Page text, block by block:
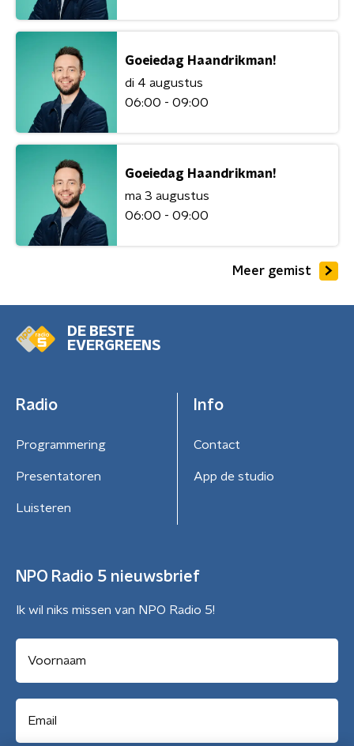
Goeiedag Haandrikman!
di 4 augustus
06:00 - 09:00
Goeiedag Haandrikman!
ma 3 augustus
06:00 - 09:00
Meer gemist
DE BESTE
EVERGREENS
Radio
Programmering
Presentatoren
Luisteren
Info
Contact
App de studio
NPO Radio 5 nieuwsbrief
Ik wil niks missen van NPO Radio 5!